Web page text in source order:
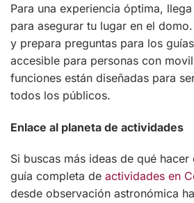
Para una experiencia óptima,
para asegurar tu lugar en el
y prepara preguntas para los
accesible para personas con
funciones están diseñadas para
todos los públicos.
Enlace al planeta de actividades
Si buscas más ideas de qué
guía completa de actividades en
desde observación astronómica